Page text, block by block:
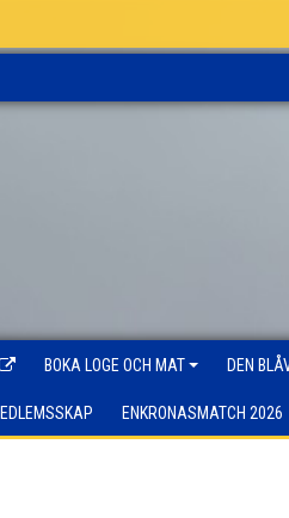
BOKA LOGE OCH MAT DEN
ENKRONASMATCH 2026